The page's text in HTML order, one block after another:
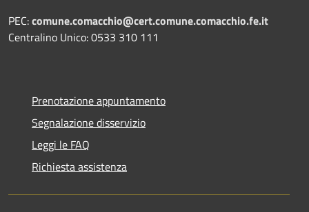
PEC:comune.comacchio@cert.comune.comacchio.fe.it
Centralino Unico: 0533 310 111
Prenotazione appuntamento
Segnalazione disservizio
Leggi le FAQ
Richiesta assistenza